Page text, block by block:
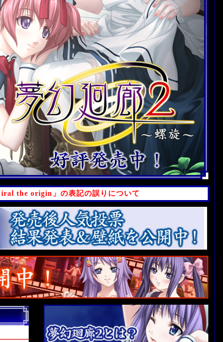
the origin」の表記の誤りについて